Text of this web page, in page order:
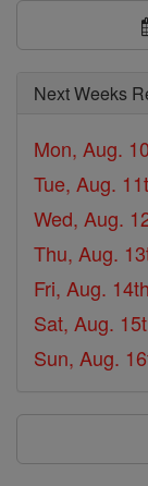
Next Weeks
Mon, Aug.
Tue, Aug.
Wed, Aug.
Thu, Aug.
Fri, Aug. 14th
Sat, Aug.
Sun, Aug.